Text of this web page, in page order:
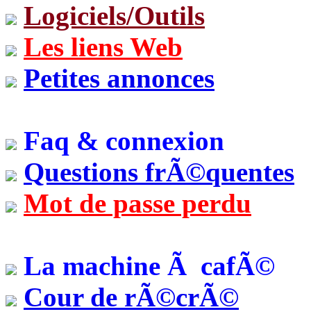
Logiciels/Outils
Les liens Web
Petites annonces
Faq & connexion
Questions frÃ©quentes
Mot de passe perdu
La machine Ã cafÃ©
Cour de rÃ©crÃ©